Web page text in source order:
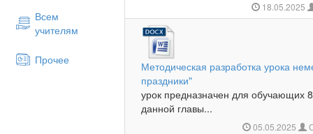
Всем
учителям
Прочее
18.05.2025
Методическая разработка урока
праздники"
урок предназначен для обучающих
данной главы...
05.05.2025